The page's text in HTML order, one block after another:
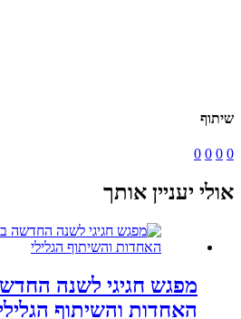
שיתוף
0
0
0
0
אולי יעניין אותך
מפגש חגיגי לשנה
האחדות והשיתוף